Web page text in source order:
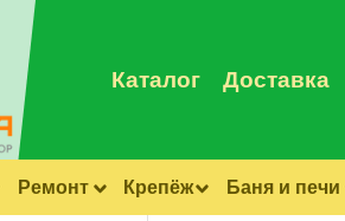
Каталог Доставка
Ремонт Крепёж Баня и печи